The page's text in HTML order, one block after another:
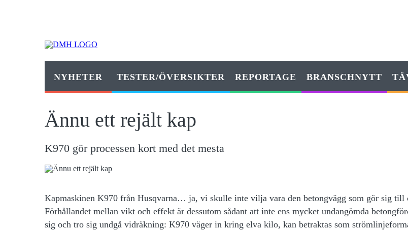
NYHETER TESTER/ÖVERSIKTER REPORTAGE BRANSCHNYTT
Ännu ett rejält kap
K970 gör processen kort med det mesta
Kapmaskinen K970 från Husqvarna… ja, vi skulle inte vilja vara den betongvägg som gör sig till
Förhållandet mellan vikt och effekt är dessutom sådant att inte ens mycket undangömda
sig och tro sig undgå vidräkning: K970 väger in kring elva kilo, kan betraktas som